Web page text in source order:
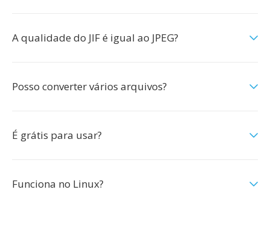
A qualidade do JIF é igual ao JPEG?
Posso converter vários arquivos?
É grátis para usar?
Funciona no Linux?